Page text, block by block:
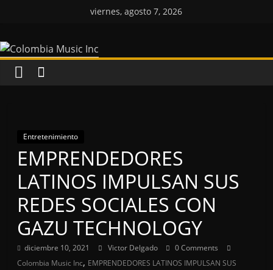
viernes, agosto 7, 2026
Colombia
Music
Colombia
Music
Inc
Entretenimiento
EMPRENDEDORES
LATINOS IMPULSAN SUS
REDES SOCIALES CON
GAZU TECHNOLOGY
diciembre 10, 2021 Victor Delgado
0 Comments
Colombia Music Inc, EMPRENDEDORES LATINOS IMPULSAN SUS